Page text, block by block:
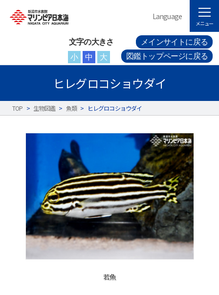
文字の大きさ
小
中 大
メインサイトに戻る
図鑑トップページに戻る
Language
メニュー
ヒレグロコショウダイ
TOP > 生物図鑑 > 魚類 > ヒレグロコショウダイ
若魚